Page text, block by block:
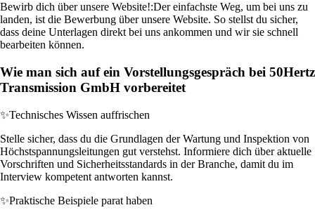
Bewirb dich über unsere Website!:Der einfachste Weg, um bei uns zu
landen, ist die Bewerbung über unsere Website. So stellst du sicher,
dass deine Unterlagen direkt bei uns ankommen und wir sie schnell
bearbeiten können.
Wie man sich auf ein Vorstellungsgespräch bei 50Hertz
Transmission GmbH vorbereitet
✨Technisches Wissen auffrischen
Stelle sicher, dass du die Grundlagen der Wartung und Inspektion von
Höchstspannungsleitungen gut verstehst. Informiere dich über aktuelle
Vorschriften und Sicherheitsstandards in der Branche, damit du im
Interview kompetent antworten kannst.
✨Praktische Beispiele parat haben